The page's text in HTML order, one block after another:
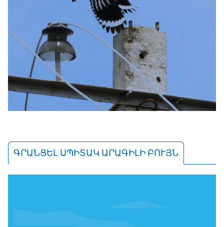
ԳՐԱՆՑԵԼ ՍՊԻՏԱԿ ԱՐԱԳԻԼԻ ԲՈՒՅՆ